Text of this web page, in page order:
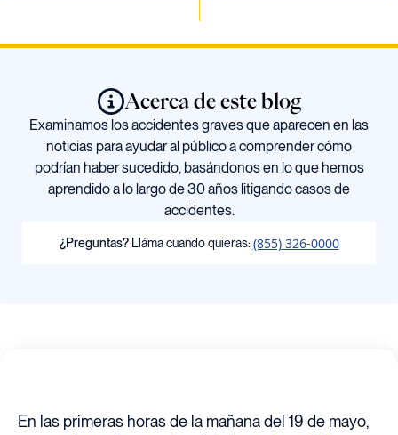
En las primeras horas de la mañana del 19 de mayo,
Acerca de este blog
Examinamos los accidentes graves que aparecen en las
noticias para ayudar al público a comprender cómo
podrían haber sucedido, basándonos en lo que hemos
aprendido a lo largo de 30 años litigando casos de
accidentes.
¿Preguntas? Lláma cuando quieras: (855) 326-0000